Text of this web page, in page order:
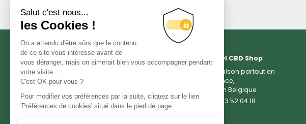
Green Owl CBD Shop
Livraison partout en
France,
et en Belgique
05 33 52 04 18